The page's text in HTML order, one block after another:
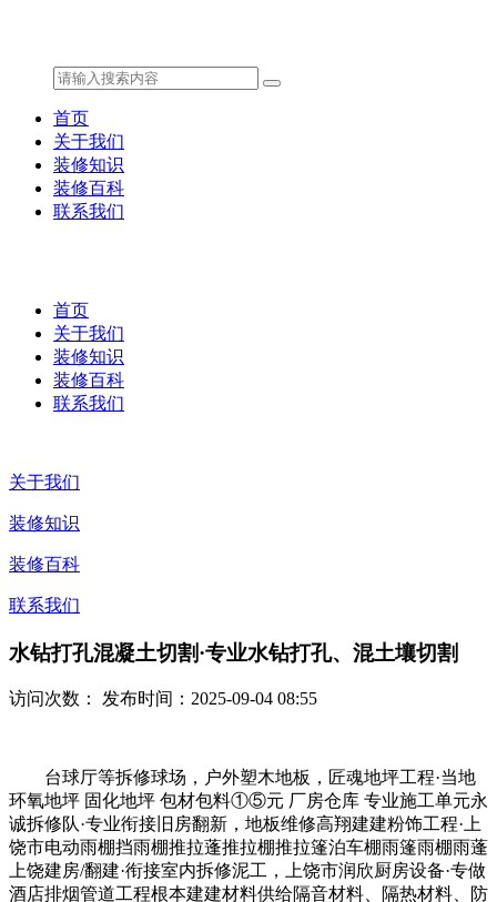
首页
关于我们
装修知识
装修百科
联系我们
首页
关于我们
装修知识
装修百科
联系我们
关于我们
装修知识
装修百科
联系我们
水钻打孔混凝土切割·专业水钻打孔、混土壤切割
访问次数： 发布时间：2025-09-04 08:55
台球厅等拆修球场，户外塑木地板，匠魂地坪工程·当地
环氧地坪 固化地坪 包材包料①⑤元 厂房仓库 专业施工单元永
诚拆修队·专业衔接旧房翻新，地板维修高翔建建粉饰工程·上
饶市电动雨棚挡雨棚推拉蓬推拉棚推拉篷泊车棚雨篷雨棚雨蓬
上饶建房/翻建·衔接室内拆修泥工，上饶市润欣厨房设备·专做
酒店排烟管道工程根本建建材料供给隔音材料、隔热材料、防